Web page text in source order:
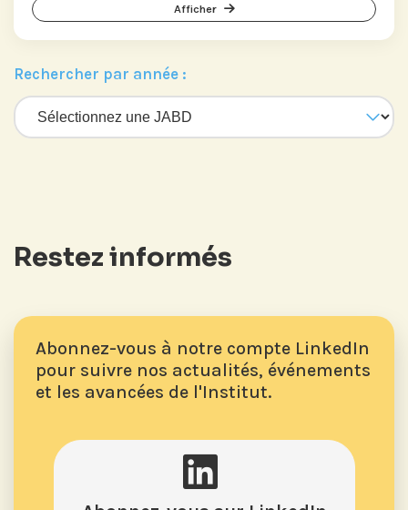
Afficher
Rechercher par année :
Restez informés
Abonnez-vous à notre compte LinkedIn
pour suivre nos actualités, événements
et les avancées de l'Institut.